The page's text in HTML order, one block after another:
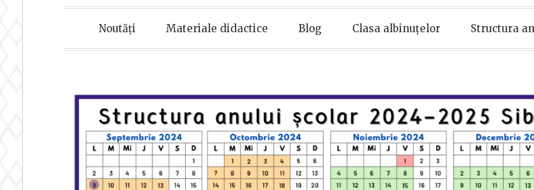
DOAMNA
Noutăți Materiale didactice Blog Clasa albinuțelor Structura